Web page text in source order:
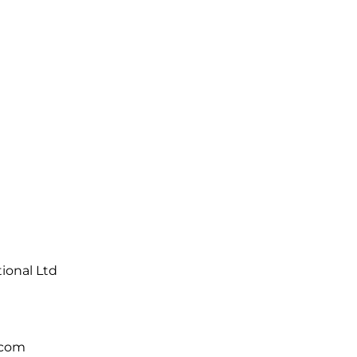
Ltd